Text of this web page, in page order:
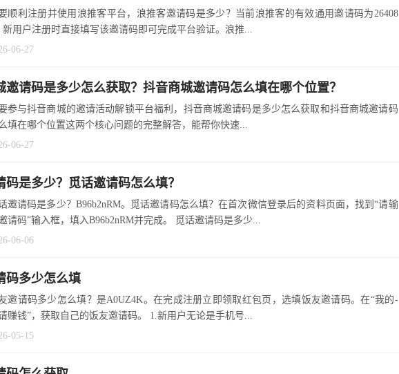
顺利注册并使用浪推客平台，浪推客邀请码是多少？当前浪推客的有效通用邀请码为26408
新用户注册时直接填写该邀请码即可完成平台验证。浪推...
06-27
邀请码是多少怎么获取？抖音商城邀请码怎么填在哪个位置？
参与抖音商城的邀请活动解锁平台福利，抖音商城邀请码是多少怎么获取和抖音商城邀请码
填在哪个位置这两个核心问题的完整解答，能帮你快速...
06-27
码是多少？觅话邀请码怎么填？
邀请码是多少？B96b2nRM。觅话邀请码怎么填？在首次微信登录后的资料页面，找到“请输
请码”输入框，填入B96b2nRM并完成。 觅话邀请码是多少...
06-06
码多少怎么填
邀请码多少怎么填？是A0UZ4K。在完成注册立即领取红包页，选填饭友邀请码。在“我的-
赚钱”，获取自己的饭友邀请码。 1.新用户无论是手机号...
05-15